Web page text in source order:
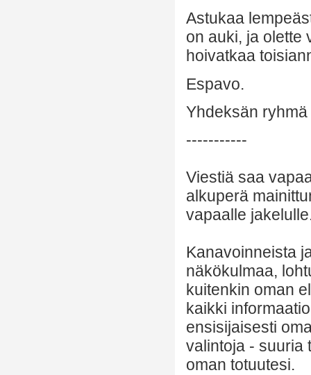
Astukaa
on auki, ja olette
hoivatkaa
Espavo.
Yhdeksän ryhmä
-----------
Viestiä saa
alkuperä
vapaalle
Kanavoinneista
näkökulmaa,
kuitenkin oman
kaikki
ensisijaisesti
valintoja - suuria
oman totuutesi.